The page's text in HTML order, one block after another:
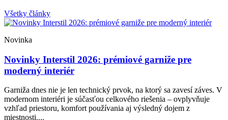
Všetky články
Novinka
Novinky Interstil 2026: prémiové garniže pre
moderný interiér
Garniža dnes nie je len technický prvok, na ktorý sa zavesí záves. V
modernom interiéri je súčasťou celkového riešenia – ovplyvňuje
vzhľad priestoru, komfort používania aj výsledný dojem z
miestnosti....